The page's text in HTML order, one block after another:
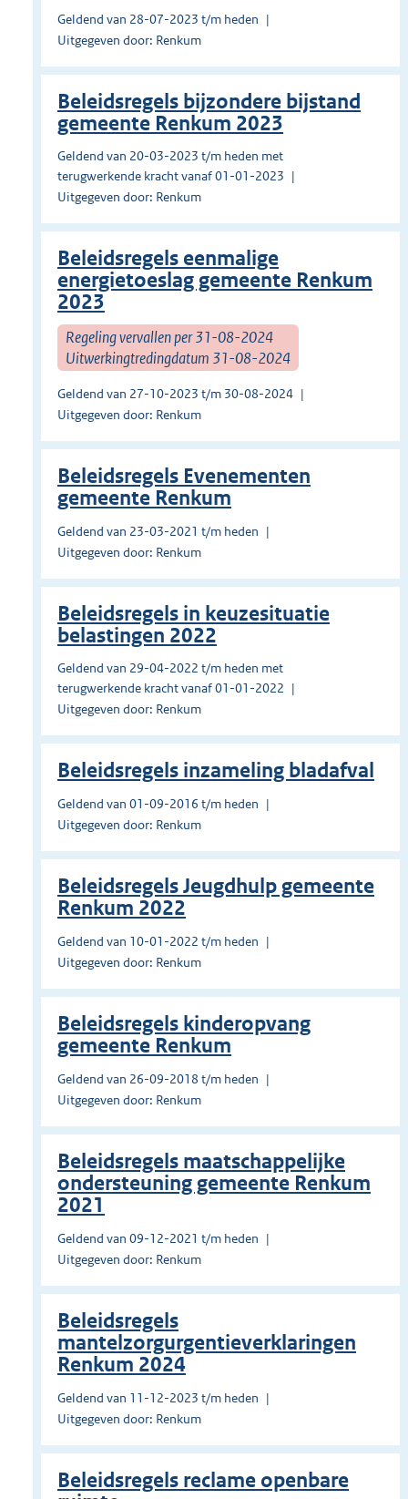
Geldend van 28-07-2023 t/m heden
Uitgegeven door: Renkum
Beleidsregels bijzondere bijstand
gemeente Renkum 2023
Geldend van 20-03-2023 t/m heden met
terugwerkende kracht vanaf 01-01-2023
Uitgegeven door: Renkum
Beleidsregels eenmalige
energietoeslag gemeente Renkum
2023
Regeling vervallen per 31-08-2024
Uitwerkingtredingdatum 31-08-2024
Geldend van 27-10-2023 t/m 30-08-2024
Uitgegeven door: Renkum
Beleidsregels Evenementen
gemeente Renkum
Geldend van 23-03-2021 t/m heden
Uitgegeven door: Renkum
Beleidsregels in keuzesituatie
belastingen 2022
Geldend van 29-04-2022 t/m heden met
terugwerkende kracht vanaf 01-01-2022
Uitgegeven door: Renkum
Beleidsregels inzameling bladafval
Geldend van 01-09-2016 t/m heden
Uitgegeven door: Renkum
Beleidsregels Jeugdhulp gemeente
Renkum 2022
Geldend van 10-01-2022 t/m heden
Uitgegeven door: Renkum
Beleidsregels kinderopvang
gemeente Renkum
Geldend van 26-09-2018 t/m heden
Uitgegeven door: Renkum
Beleidsregels maatschappelijke
ondersteuning gemeente Renkum
2021
Geldend van 09-12-2021 t/m heden
Uitgegeven door: Renkum
Beleidsregels
mantelzorgurgentieverklaringen
Renkum 2024
Geldend van 11-12-2023 t/m heden
Uitgegeven door: Renkum
Beleidsregels reclame openbare